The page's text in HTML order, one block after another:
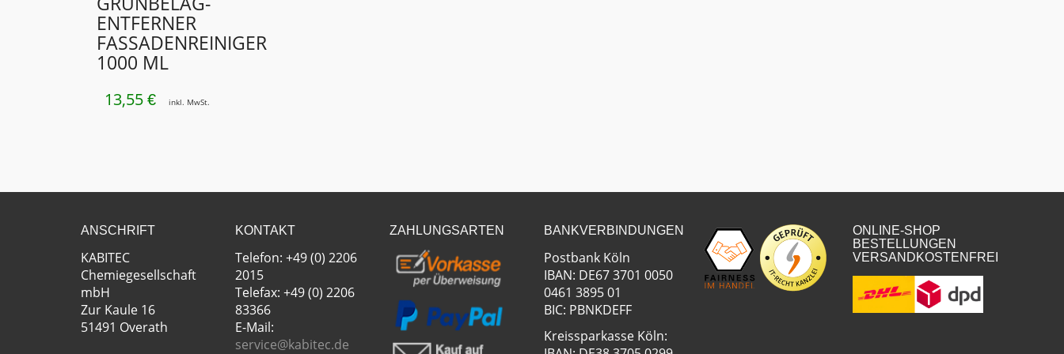
ENTFERNER
FASSADENREINIGER
1000 ML
13,55 € inkl. MwSt.
ANSCHRIFT
KABITEC
Chemiegesellschaft
mbH
Zur Kaule 16
51491 Overath
KONTAKT
Telefon: +49 (0) 2206
2015
Telefax: +49 (0) 2206
83366
E-Mail:
service@kabitec.de
ZAHLUNGSARTEN BANKVERBINDUNGEN
Postbank Köln
IBAN: DE67 3701 0050
0461 3895 01
BIC: PBNKDEFF
Kreissparkasse Köln:
ONLINE-SHOP
BESTELLUNGEN
VERSANDKOSTENFREI